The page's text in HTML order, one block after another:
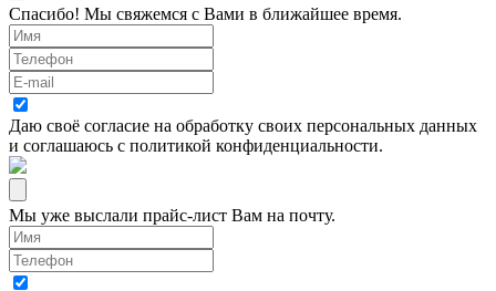
Спасибо! Мы свяжемся с Вами в ближайшее время.
Даю своё согласие на обработку своих персональных данных
и соглашаюсь с политикой конфиденциальности.
Мы уже выслали прайс-лист Вам на почту.